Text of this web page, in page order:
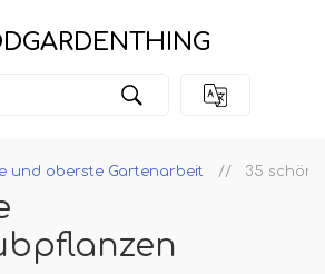
und oberste Gartenarbeit 35